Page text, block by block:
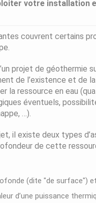
votre installation
couvrent certains
projet de géothermie
de l’existence et de la
la ressource en eau
éventuels,
…).
il existe deux types
de cette
(dite "de surface")
d’une puissance